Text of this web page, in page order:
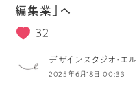
編集業」へ
32
デザインスタジオ・エル
2025年6月18日 00:33